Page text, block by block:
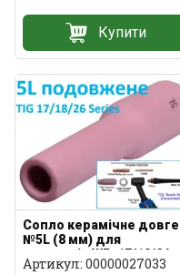
Купити
Сопло керамічне довге
№5L (8 мм) для
пальників WP-17/18/26
Артикул: 00000027033